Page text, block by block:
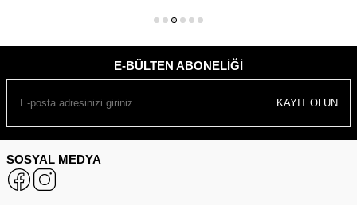
E-BÜLTEN ABONELIĞI
KAYIT OLUN
SOSYAL MEDYA